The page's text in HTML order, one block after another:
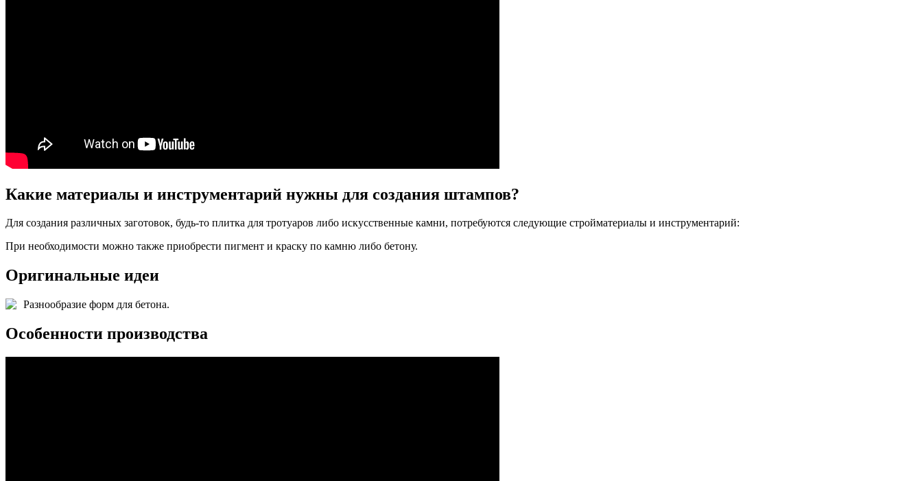
Какие материалы и инструментарий нужны для создания штампов?
Для создания различных заготовок, будь-то плитка для тротуаров либо искусственные камни, потребуются следующие стройматериалы и инструментарий:
При необходимости можно также приобрести пигмент и краску по камню либо бетону.
Оригинальные идеи
Разнообразие форм для бетона.
Особенности производства